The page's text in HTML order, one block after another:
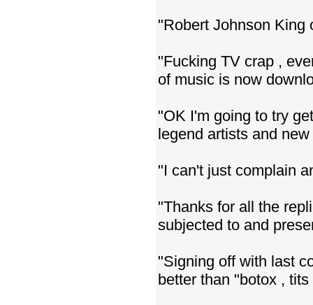
"Robert Johnson King
"Fucking TV crap ,
of music is now
"OK I'm going to try
legend artists and
"I can't just complain
"Thanks for all the
subjected to and
"Signing off with last
better than "botox ,